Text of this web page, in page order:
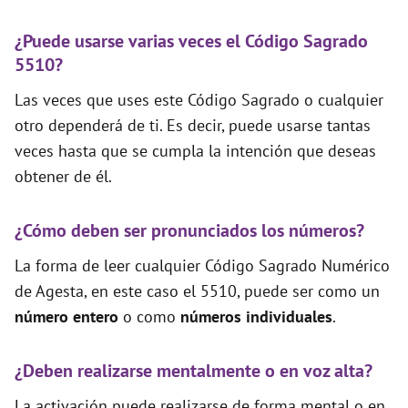
¿Puede usarse varias veces el Código Sagrado
5510?
Las veces que uses este Código Sagrado o cualquier
otro dependerá de ti. Es decir, puede usarse tantas
veces hasta que se cumpla la intención que deseas
obtener de él.
¿Cómo deben ser pronunciados los números?
La forma de leer cualquier Código Sagrado Numérico
de Agesta, en este caso el 5510, puede ser como un
número entero o como números individuales.
¿Deben realizarse mentalmente o en voz alta?